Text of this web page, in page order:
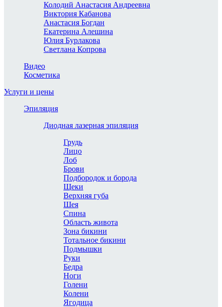
Колодий Анастасия Андреевна
Виктория Кабанова
Анастасия Богдан
Екатерина Алешина
Юлия Бурлакова
Светлана Копрова
Видео
Косметика
Услуги и цены
Эпиляция
Диодная лазерная эпиляция
Грудь
Лицо
Лоб
Брови
Подбородок и борода
Щеки
Верхняя губа
Шея
Спина
Область живота
Зона бикини
Тотальное бикини
Подмышки
Руки
Бедра
Ноги
Голени
Колени
Ягодица